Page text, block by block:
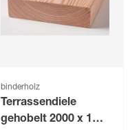
binderholz
Terrassendiele
gehobelt 2000 x 190